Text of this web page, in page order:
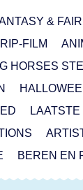
&
FILM
HORSES
BEREN EN